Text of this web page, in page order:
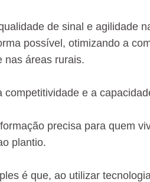
de sinal e agilidade
possível, otimizando a
nas áreas rurais.
competitividade e a
precisa para quem
plantio.
é que, ao utilizar